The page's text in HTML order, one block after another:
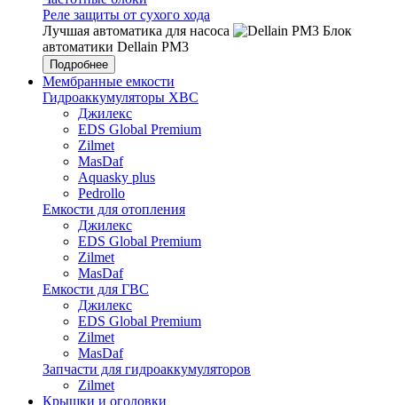
Реле защиты от сухого хода
Лучшая автоматика для насоса
Блок
автоматики Dellain PM3
Подробнее
Мембранные емкости
Гидроаккумуляторы ХВС
Джилекс
EDS Global Premium
Zilmet
MasDaf
Aquasky plus
Pedrollo
Емкости для отопления
Джилекс
EDS Global Premium
Zilmet
MasDaf
Емкости для ГВС
Джилекс
EDS Global Premium
Zilmet
MasDaf
Запчасти для гидроаккумуляторов
Zilmet
Крышки и оголовки